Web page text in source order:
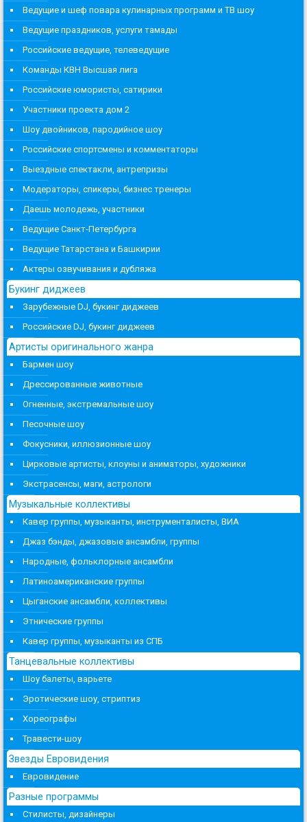
Ведущие и шеф повара кулинарных программ и ТВ шоу
Ведущие праздников, услуги тамады
Российские ведущие, телеведущие
Команды КВН Высшая лига
Российские юмористы, сатирики
Участники проекта дом 2
Шоу двойников, пародийное шоу
Российские спортсмены и комментаторы
Выездные спектакли, антрепризы
Модераторы, спикеры, бизнес тренеры
Даешь молодежь, участники
Ведущие Санкт-Петербурга
Ведущие Татарстана и Башкирии
Актеры озвучивания и дубляжа
Букинг диджеев
Зарубежные DJ, букинг диджеев
Российские DJ, букинг диджеев
Артисты оригинального жанра
Бармен шоу
Дрессированные животные
Огненные, экстремальные шоу
Песочные шоу
Фокусники, иллюзионные шоу
Цирковые артисты, клоуны и аниматоры, художники
Экстрасенсы, маги, астрологи
Музыкальные коллективы
Кавер группы, музыканты, инструменталисты, ВИА
Джаз бэнды, джазовые ансамбли, группы
Народные, фольклорные ансамбли
Латиноамериканские группы
Цыганские ансамбли, коллективы
Этнические группы
Кавер группы, музыканты из СПБ
Танцевальные коллективы
Шоу балеты, варьете
Эротические шоу, стриптиз
Хореографы
Травести-шоу
Звезды Евровидения
Евровидение
Разные программы
Стилисты, дизайнеры